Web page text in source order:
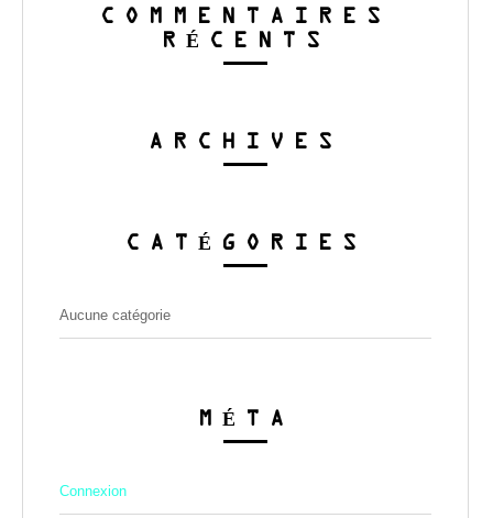
COMMENTAIRES
RÉCENTS
ARCHIVES
CATÉGORIES
Aucune catégorie
MÉTA
Connexion